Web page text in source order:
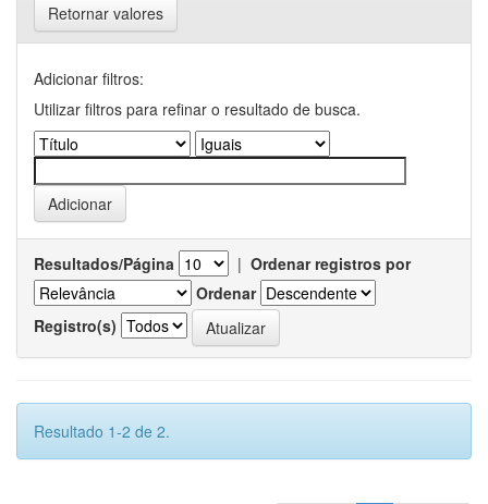
Retornar valores
Adicionar filtros:
Utilizar filtros para refinar o resultado de busca.
Resultados/Página | Ordenar registros por
Ordenar
Registro(s)
Resultado 1-2 de 2.